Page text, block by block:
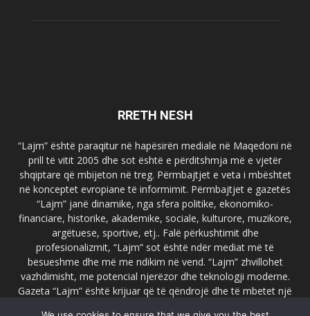
RRETH NESH
“Lajm” është paraqitur në hapësirën mediale në Maqedoni në
prill të vitit 2005 dhe sot është e përditshmja më e vjetër
shqiptare që mbijeton në treg. Përmbajtjet e veta i mbështet
në konceptet evropiane të informimit. Përmbajtjet e gazetës
“Lajm” janë dinamike, nga sfera politike, ekonomiko-
financiare, historike, akademike, sociale, kulturore, muzikore,
argëtuese, sportive, etj.. Falë përkushtimit dhe
profesionalizmit, “Lajm” sot është ndër mediat më të
besueshme dhe më me ndikim në vend. “Lajm” zhvillohet
vazhdimisht, me potencial njerëzor dhe teknologji moderne.
Gazeta “Lajm” është krijuar që të qëndrojë dhe të mbetet një